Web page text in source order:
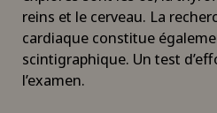
reins et le cerveau. La
cardiaque constitue
scintigraphique. Un test
l’examen.